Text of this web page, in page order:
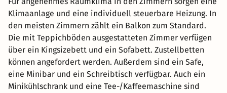
Klimaanlage und eine individuell steuerbare Heizung. In
den meisten Zimmern zählt ein Balkon zum Standard.
Die mit Teppichböden ausgestatteten Zimmer verfügen
über ein Kingsizebett und ein Sofabett. Zustellbetten
können angefordert werden. Außerdem sind ein Safe,
eine Minibar und ein Schreibtisch verfügbar. Auch ein
Minikühlschrank und eine Tee-/Kaffeemaschine sind